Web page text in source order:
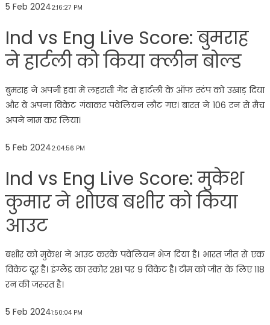
5 Feb 20242:16:27 PM
Ind vs Eng Live Score: बुमराह
ने हार्टली को किया क्लीन बोल्ड
बुमराह ने अपनी हवा में लहराती गेंद से हार्टली के ऑफ स्टंप को उखाड़ दिया
और वे अपना विकेट गंवाकर पवेलियन लौट गए। बारत ने 106 रन से मैच
अपने नाम कर लिया।
5 Feb 20242:04:56 PM
Ind vs Eng Live Score: मुकेश
कुमार ने शोएब बशीर को किया
आउट
बशीर को मुकेश ने आउट करके पवेलियन भेज दिया है। भारत जीत से एक
विकेट दूर है। इंग्लैंड का स्कोर 281 पर 9 विकेट है। टीम को जीत के लिए 118
रन की जरूरत है।
5 Feb 20241:50:04 PM